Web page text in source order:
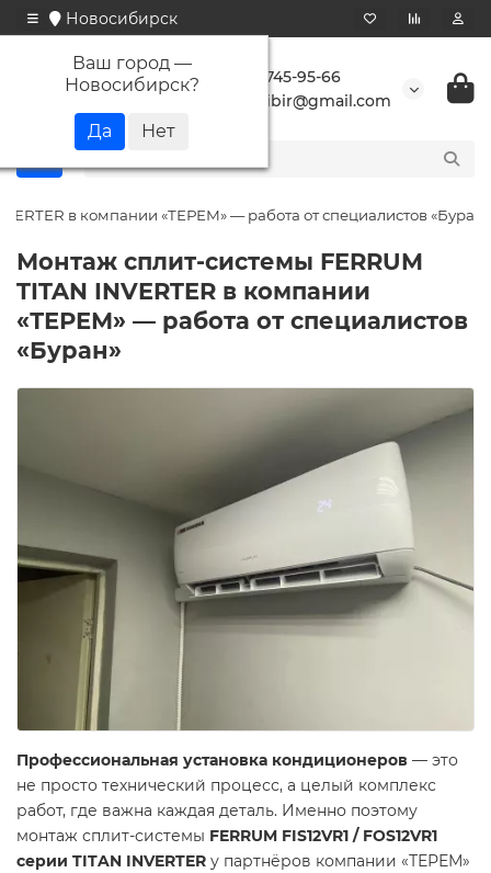
Новосибирск
Ваш город —
Новосибирск?
+7 923 745-95-66
buransibir@gmail.com
в компании «ТЕРЕМ» — работа от специалистов «Буран»
Монтаж сплит-системы FERRUM
TITAN INVERTER в компании
«ТЕРЕМ» — работа от специалистов
«Буран»
Профессиональная установка кондиционеров — это
не просто технический процесс, а целый комплекс
работ, где важна каждая деталь. Именно поэтому
монтаж сплит-системы FERRUM FIS12VR1 / FOS12VR1
серии TITAN INVERTER у партнёров компании «ТЕРЕМ»